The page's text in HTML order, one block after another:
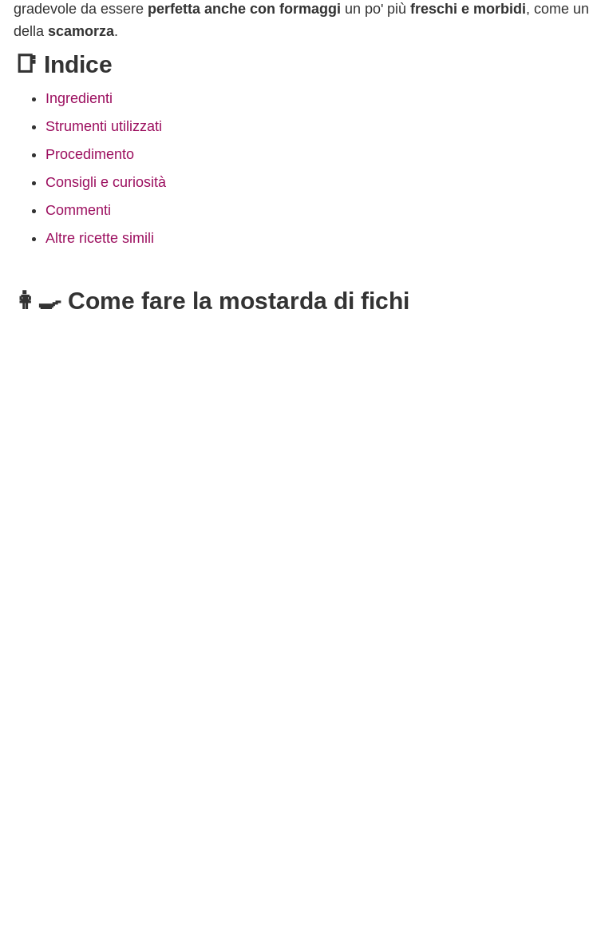
gradevole da essere perfetta anche con formaggi un po' più freschi e morbidi, come un
della scamorza.
📑 Indice
Ingredienti
Strumenti utilizzati
Procedimento
Consigli e curiosità
Commenti
Altre ricette simili
👩‍🍳 Come fare la mostarda di fichi